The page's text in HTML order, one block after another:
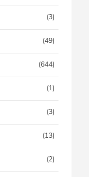
(3)
(49)
(644)
(1)
(3)
(13)
(2)